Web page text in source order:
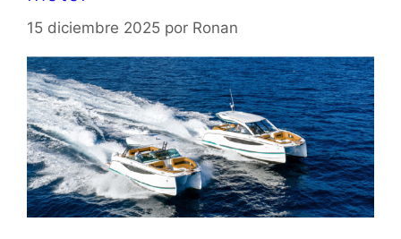
15 diciembre 2025 por Ronan